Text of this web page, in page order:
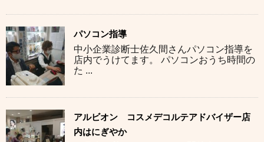
パソコン指導
中小企業診断士佐久間さんパソコン指導を
店内でうけてます。 パソコンおうち時間の
た ...
アルビオン コスメデコルテアドバイザー店
内はにぎやか